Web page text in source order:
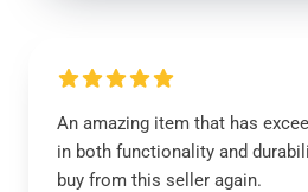
An amazing item that has
in both functionality and
buy from this seller again.